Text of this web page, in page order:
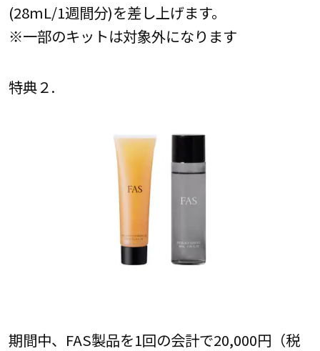
(28mL/1週間分)を差し上げます。
※一部のキットは対象外になります
特典２.
期間中、FAS製品を1回の会計で20,000円（税